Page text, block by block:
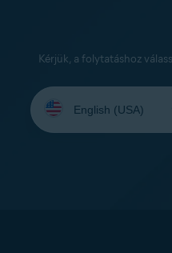
Kérjük, a folytatáshoz
your